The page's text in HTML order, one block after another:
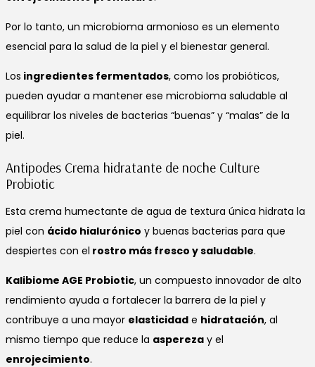
Por lo tanto, un microbioma armonioso es un elemento
esencial para la salud de la piel y el bienestar general.
Los ingredientes fermentados, como los probióticos,
pueden ayudar a mantener ese microbioma saludable al
equilibrar los niveles de bacterias “buenas” y “malas” de la
piel.
Antipodes Crema hidratante de noche Culture
Probiotic
Esta crema humectante de agua de textura única hidrata la
piel con ácido hialurónico y buenas bacterias para que
despiertes con el rostro más fresco y saludable.
Kalibiome AGE Probiotic, un compuesto innovador de alto
rendimiento ayuda a fortalecer la barrera de la piel y
contribuye a una mayor elasticidad e hidratación, al
mismo tiempo que reduce la aspereza y el
enrojecimiento.